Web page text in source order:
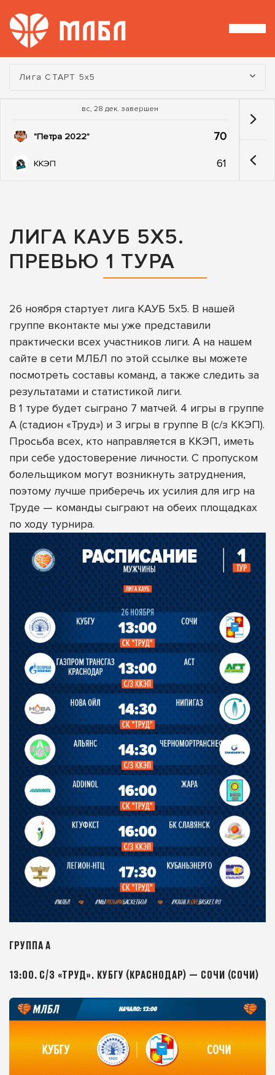
Турнир:
Лига СТАРТ 5х5
вс, 28 дек. завершен
"Петра 2022" 70
ККЭП 61
ЛИГА КАУБ 5Х5.
ПРЕВЬЮ 1 ТУРА
26 ноября стартует лига КАУБ 5х5. В нашей
группе вконтакте мы уже представили
практически всех участников лиги. А на нашем
сайте в сети МЛБЛ по этой ссылке вы можете
посмотреть составы команд, а также следить за
результатами и статистикой лиги.
В 1 туре будет сыграно 7 матчей. 4 игры в группе
А (стадион «Труд») и 3 игры в группе B (с/з ККЭП).
Просьба всех, кто направляется в ККЭП, иметь
при себе удостоверение личности. С пропуском
болельщиком могут возникнуть затруднения,
поэтому лучше приберечь их усилия для игр на
Труде — команды сыграют на обеих площадках
по ходу турнира.
ГРУППА А
13:00. С/З «ТРУД». КУБГУ (КРАСНОДАР) — СОЧИ (СОЧИ)